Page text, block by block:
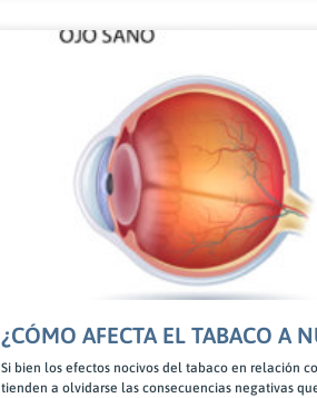
¿CÓMO AFECTA EL TABACO A
Si bien los efectos nocivos del tabaco en relación
tienden a olvidarse las consecuencias negativas